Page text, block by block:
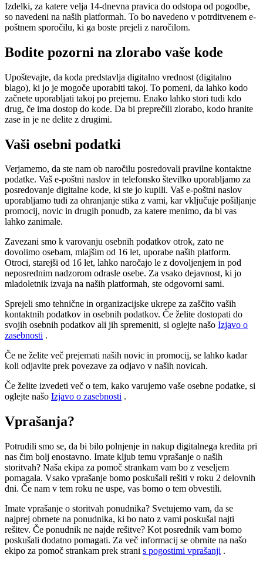
Izdelki, za katere velja 14-dnevna pravica do odstopa od pogodbe,
so navedeni na naših platformah. To bo navedeno v potrditvenem e-
poštnem sporočilu, ki ga boste prejeli z naročilom.
Bodite pozorni na zlorabo vaše kode
Upoštevajte, da koda predstavlja digitalno vrednost (digitalno
blago), ki jo je mogoče uporabiti takoj. To pomeni, da lahko kodo
začnete uporabljati takoj po prejemu. Enako lahko stori tudi kdo
drug, če ima dostop do kode. Da bi preprečili zlorabo, kodo hranite
zase in je ne delite z drugimi.
Vaši osebni podatki
Verjamemo, da ste nam ob naročilu posredovali pravilne kontaktne
podatke. Vaš e-poštni naslov in telefonsko številko uporabljamo za
posredovanje digitalne kode, ki ste jo kupili. Vaš e-poštni naslov
uporabljamo tudi za ohranjanje stika z vami, kar vključuje pošiljanje
promocij, novic in drugih ponudb, za katere menimo, da bi vas
lahko zanimale.
Zavezani smo k varovanju osebnih podatkov otrok, zato ne
dovolimo osebam, mlajšim od 16 let, uporabe naših platform.
Otroci, starejši od 16 let, lahko naročajo le z dovoljenjem in pod
neposrednim nadzorom odrasle osebe. Za vsako dejavnost, ki jo
mladoletnik izvaja na naših platformah, ste odgovorni sami.
Sprejeli smo tehnične in organizacijske ukrepe za zaščito vaših
kontaktnih podatkov in osebnih podatkov. Če želite dostopati do
svojih osebnih podatkov ali jih spremeniti, si oglejte našo Izjavo o
zasebnosti .
Če ne želite več prejemati naših novic in promocij, se lahko kadar
koli odjavite prek povezave za odjavo v naših novicah.
Če želite izvedeti več o tem, kako varujemo vaše osebne podatke, si
oglejte našo Izjavo o zasebnosti .
Vprašanja?
Potrudili smo se, da bi bilo polnjenje in nakup digitalnega kredita pri
nas čim bolj enostavno. Imate kljub temu vprašanje o naših
storitvah? Naša ekipa za pomoč strankam vam bo z veseljem
pomagala. Vsako vprašanje bomo poskušali rešiti v roku 2 delovnih
dni. Če nam v tem roku ne uspe, vas bomo o tem obvestili.
Imate vprašanje o storitvah ponudnika? Svetujemo vam, da se
najprej obrnete na ponudnika, ki bo nato z vami poskušal najti
rešitev. Če ponudnik ne najde rešitve? Kot posrednik vam bomo
poskušali dodatno pomagati. Za več informacij se obrnite na našo
ekipo za pomoč strankam prek strani s pogostimi vprašanji .